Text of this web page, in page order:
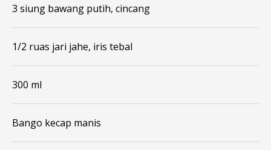
3 siung bawang putih, cincang
1/2 ruas jari jahe, iris tebal
300 ml
Bango kecap manis